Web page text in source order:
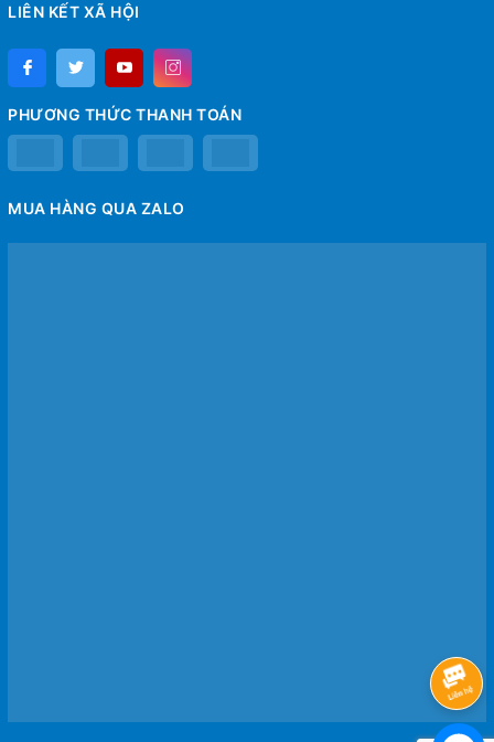
LIÊN KẾT XÃ HỘI
PHƯƠNG THỨC THANH TOÁN
MUA HÀNG QUA ZALO